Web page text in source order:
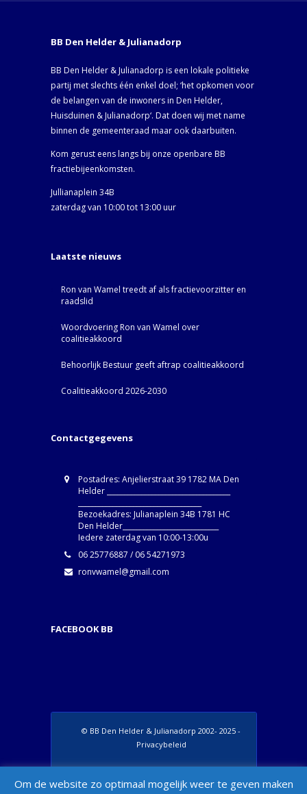
BB Den Helder & Julianadorp
BB Den Helder & Julianadorp is een lokale politieke
partij met slechts één enkel doel; ‘het opkomen voor
de belangen van de inwoners in Den Helder,
Huisduinen & Julianadorp‘. Dat doen wij met name
binnen de gemeenteraad maar ook daarbuiten.
Kom gerust eens langs bij onze openbare BB
fractiebijeenkomsten.
Jullianaplein 34B
zaterdag van 10:00 tot 13:00 uur
Laatste nieuws
Ron van Wamel treedt af als fractievoorzitter en
raadslid
Woordvoering Ron van Wamel over
coalitieakkoord
Behoorlijk Bestuur geeft aftrap coalitieakkoord
Coalitieakkoord 2026-2030
Contactgegevens
Postadres: Anjelierstraat 39 1782 MA Den
Helder ____________________________________
Bezoekadres: Julianaplein 34B 1781 HC
Den Helder____________________________
Iedere zaterdag van 10:00-13:00u
06 25776887 / 06 54271973
ronvwamel@gmail.com
FACEBOOK BB
© BB Den Helder & Julianadorp 2002- 2025 -
Privacybeleid
Appearance > Menus > "Manage Locations"
Om de website zo optimaal mogelijk weer te geven maken